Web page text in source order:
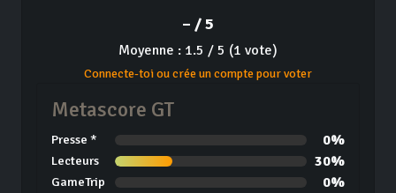
– / 5
Moyenne : 1.5 / 5 (1 vote)
Connecte-toi ou crée un compte pour voter
Metascore GT
Presse * 0%
Lecteurs 30%
GameTrip 0%